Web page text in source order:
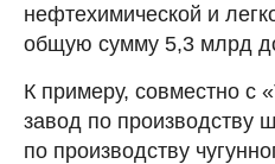
нефтехимической и
общую сумму 5,3 млрд
К примеру, совместно с
завод по
по производству